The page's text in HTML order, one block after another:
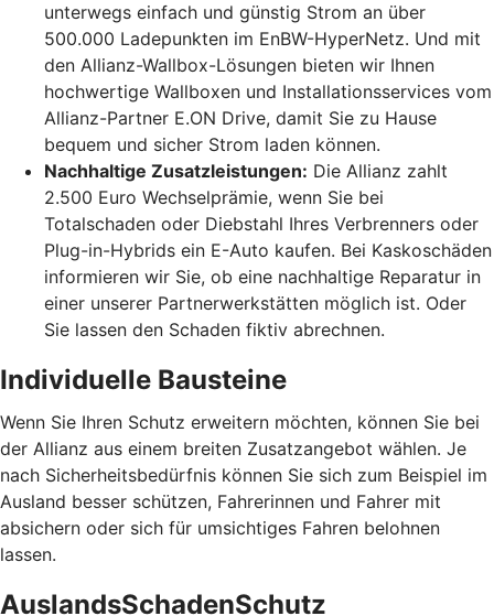
unterwegs einfach und günstig Strom an über
500.000 Ladepunkten im EnBW-HyperNetz. Und mit
den Allianz-Wallbox-Lösungen bieten wir Ihnen
hochwertige Wallboxen und Installationsservices vom
Allianz-Partner E.ON Drive, damit Sie zu Hause
bequem und sicher Strom laden können.
Nachhaltige Zusatzleistungen: Die Allianz zahlt
2.500 Euro Wechselprämie, wenn Sie bei
Totalschaden oder Diebstahl Ihres Verbrenners oder
Plug-in-Hybrids ein E-Auto kaufen. Bei Kaskoschäden
informieren wir Sie, ob eine nachhaltige Reparatur in
einer unserer Partnerwerkstätten möglich ist. Oder
Sie lassen den Schaden fiktiv abrechnen.
Individuelle Bausteine
Wenn Sie Ihren Schutz erweitern möchten, können Sie bei
der Allianz aus einem breiten Zusatzangebot wählen. Je
nach Sicherheitsbedürfnis können Sie sich zum Beispiel im
Ausland besser schützen, Fahrerinnen und Fahrer mit
absichern oder sich für umsichtiges Fahren belohnen
lassen.
AuslandsSchadenSchutz